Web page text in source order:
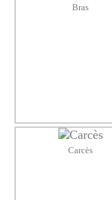
Bras
Carcès